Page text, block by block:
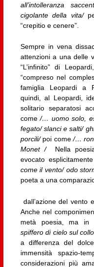
all’intolleranza
cigolante della vita/
“crepitio e cenere”.
Sempre in vena
attenzioni a una delle
“L’infinito” di
“compreso nel
famiglia Leopardi a
quindi, al Leopardi,
solitario separatosi
come/… uomo solo,
fegato/ slanci e salti/
porcili/ poi come/…
Monet /
Nella
evocato
come il vento/ odo
poeta a una
dall’azione del vento
Anche nel
metà poesia, ma in
spiffero di cielo sul collo
a differenza del
immensità spazio-
considerazioni più